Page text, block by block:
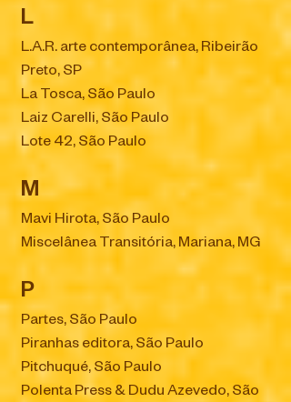
L
L.A.R. arte contemporânea, Ribeirão
Preto, SP
La Tosca, São Paulo
Laiz Carelli, São Paulo
Lote 42, São Paulo
M
Mavi Hirota, São Paulo
Miscelânea Transitória, Mariana, MG
P
Partes, São Paulo
Piranhas editora, São Paulo
Pitchuqué, São Paulo
Polenta Press & Dudu Azevedo, São